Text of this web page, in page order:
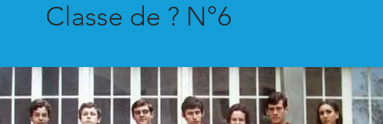
Classe de ? N°6